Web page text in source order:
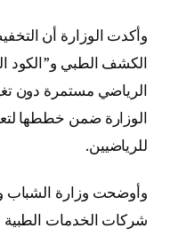
وأكدت الوزارة أن
الكشف الطبي
الرياضي مستمرة دون
الوزارة ضمن خططها
للرياضيين.
وأوضحت وزارة الشباب
شركات الخدمات الطبية